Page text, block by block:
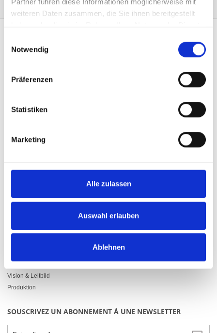
weiteren Daten zusammen, die Sie ihnen bereitgestellt
haben oder die sie im Rahmen Ihrer Nutzung der Dienste
Notwendig
Präferenzen
Statistiken
Marketing
Alle zulassen
Auswahl erlauben
Ablehnen
CONTACT
9500 Wil
info@heimgartner.com
Downloads
Blog
ENTREPRISES
Vision & Leitbild
Produktion
SOUSCRIVEZ UN ABONNEMENT À UNE NEWSLETTER